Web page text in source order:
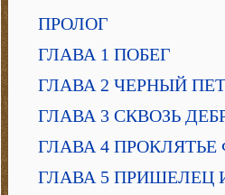
ПРОЛОГ
ГЛАВА 1 ПОБЕГ
ГЛАВА 2 ЧЕРНЫЙ
ГЛАВА 3 СКВОЗЬ
ГЛАВА 4 ПРОКЛЯТЬЕ
ГЛАВА 5 ПРИШЕЛЕЦ